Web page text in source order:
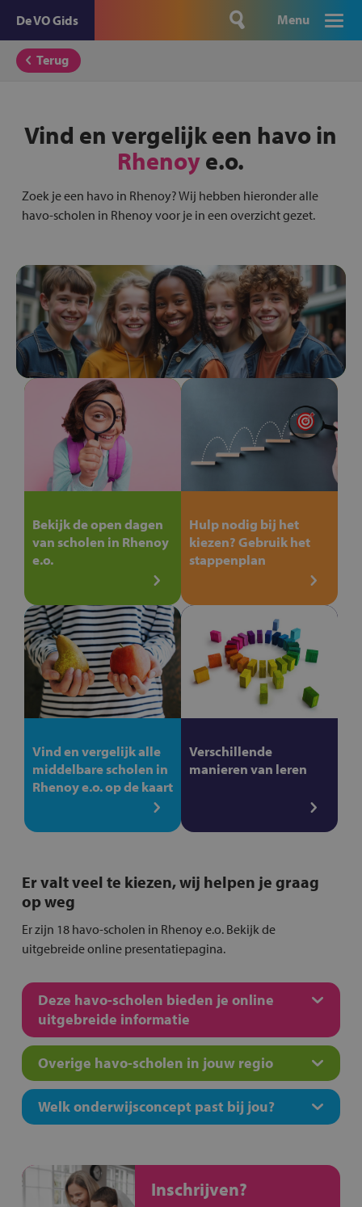
De VO Gids Menu
Terug
Vind en vergelijk een havo in
Rhenoye.o.
Zoek je een havo in Rhenoy? Wij hebben hieronder alle
havo-scholen in Rhenoy voor je in een overzicht gezet.
Bekijk de open dagen
van scholen in Rhenoy
e.o.
Hulp nodig bij het
kiezen? Gebruik het
stappenplan
Vind en vergelijk alle
middelbare scholen in
Rhenoy e.o. op de kaart
Verschillende
manieren van leren
Er valt veel te kiezen, wij helpen je graag
op weg
Er zijn 18 havo-scholen in Rhenoy e.o. Bekijk de
uitgebreide online presentatiepagina.
Deze havo-scholen bieden je online
uitgebreide informatie
Overige havo-scholen in jouw regio
Welk onderwijsconcept past bij jou?
Inschrijven?